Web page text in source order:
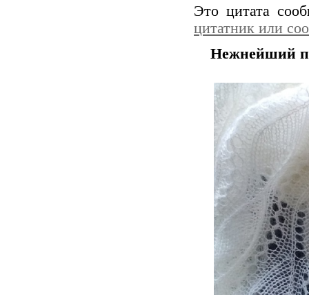
Это цитата
цитатник или
Нежнейший